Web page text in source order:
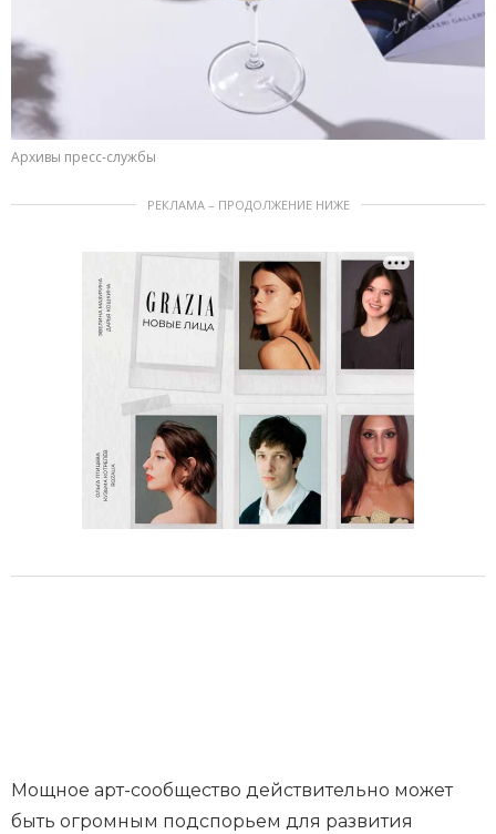
Архивы пресс-службы
РЕКЛАМА – ПРОДОЛЖЕНИЕ НИЖЕ
Мощное арт-сообщество действительно может
быть огромным подспорьем для развития